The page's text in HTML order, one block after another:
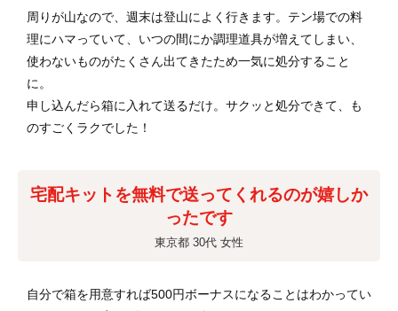
周りが山なので、週末は登山によく行きます。テン場での料
理にハマっていて、いつの間にか調理道具が増えてしまい、
使わないものがたくさん出てきたため一気に処分すること
に。
申し込んだら箱に入れて送るだけ。サクッと処分できて、も
のすごくラクでした！
宅配キットを無料で送ってくれるのが嬉しか
ったです
東京都 30代 女性
自分で箱を用意すれば500円ボーナスになることはわかってい